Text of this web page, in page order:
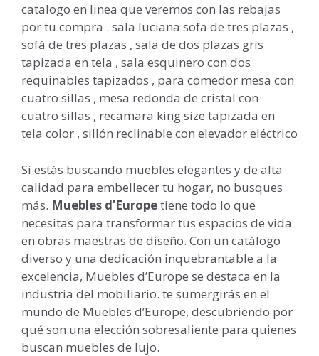
catalogo en linea que veremos con las rebajas
por tu compra . sala luciana sofa de tres plazas ,
sofá de tres plazas , sala de dos plazas gris
tapizada en tela , sala esquinero con dos
requinables tapizados , para comedor mesa con
cuatro sillas , mesa redonda de cristal con
cuatro sillas , recamara king size tapizada en
tela color , sillón reclinable con elevador eléctrico
Si estás buscando muebles elegantes y de alta
calidad para embellecer tu hogar, no busques
más. Muebles d’Europetiene todo lo que
necesitas para transformar tus espacios de vida
en obras maestras de diseño. Con un catálogo
diverso y una dedicación inquebrantable a la
excelencia, Muebles d’Europe se destaca en la
industria del mobiliario. te sumergirás en el
mundo de Muebles d’Europe, descubriendo por
qué son una elección sobresaliente para quienes
buscan muebles de lujo.